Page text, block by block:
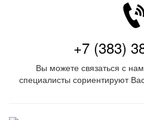
+7 (383)
Вы можете связаться с
специалисты сориентируют